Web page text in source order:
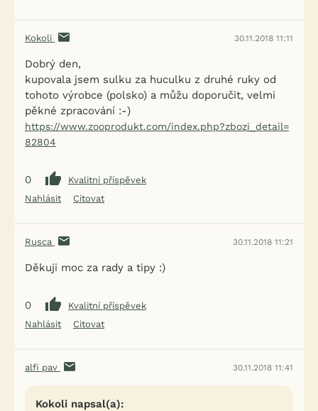
Kokoli 30.11.2018 11:11
Dobrý den,
kupovala jsem sulku za huculku z druhé ruky od
tohoto výrobce (polsko) a můžu doporučit, velmi
pěkné zpracování :-)
https://www.zooprodukt.com/index.php?zbozi_detail=
82804
0
Kvalitní příspěvek
Nahlásit
Citovat
Rusca 30.11.2018 11:21
Děkuji moc za rady a tipy :)
0
Kvalitní příspěvek
Nahlásit
Citovat
alfi pav 30.11.2018 11:41
Kokoli napsal(a):